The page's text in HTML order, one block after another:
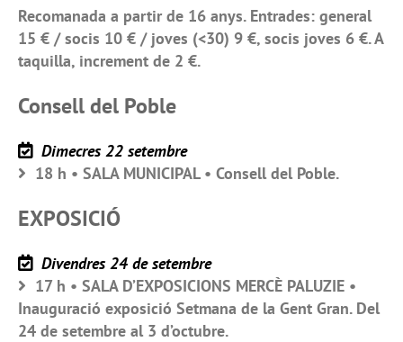
Recomanada a partir de 16 anys. Entrades: general
15 € / socis 10 € / joves (<30) 9 €, socis joves 6 €. A
taquilla, increment de 2 €.
Consell del Poble
Dimecres 22 setembre
18 h • SALA MUNICIPAL • Consell del Poble.
EXPOSICIÓ
Divendres 24 de setembre
17 h • SALA D’EXPOSICIONS MERCÈ PALUZIE •
Inauguració exposició Setmana de la Gent Gran. Del
24 de setembre al 3 d’octubre.